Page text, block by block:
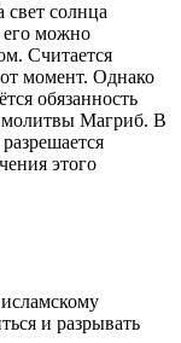
свет солнца
его можно
Считается
момент. Однако
обязанность
молитвы Магриб. В
этого
и разрывать